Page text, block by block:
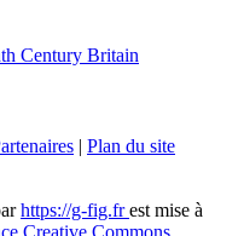
Century Britain
| Plan du site
https://g-fig.frest mise à